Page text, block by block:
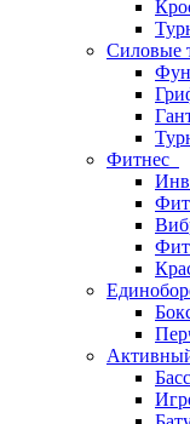
Силовые
Фитнес